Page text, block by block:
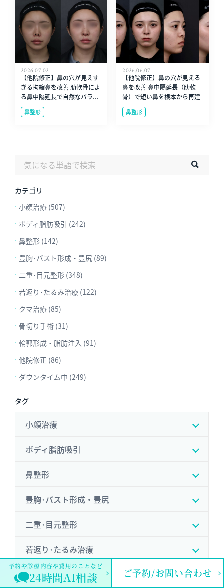
予約や診療内容や費用のことなど
24時間AI相談 ご予約/お問い合わせ
2026.07.02
【他院修正】鼻の穴が見えす
ぎる拘縮鼻を改善 肋軟骨によ
る鼻中隔延長で自然なバラ...
鼻整形
2026.06.07
【他院修正】鼻の穴が見える
鼻を改善 鼻中隔延長（肋軟
骨）で短い鼻を根本から再建
鼻整形
カテゴリ
小顔治療 (507)
ボディ脂肪吸引 (242)
鼻整形 (142)
豊胸･バスト形成・豊尻 (89)
二重･目元整形 (348)
若返り･たるみ治療 (122)
クマ治療 (85)
骨切り手術 (31)
輪郭形成・脂肪注入 (91)
他院修正 (86)
ダウンタイム中 (249)
タグ
小顔治療
ボディ脂肪吸引
鼻整形
豊胸･バスト形成・豊尻
二重･目元整形
若返り･たるみ治療
クマ治療